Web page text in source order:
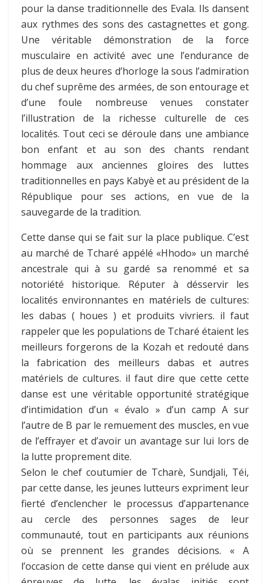
pour la danse traditionnelle des Evala. Ils dansent
aux rythmes des sons des castagnettes et gong.
Une véritable démonstration de la force
musculaire en activité avec une l’endurance de
plus de deux heures d’horloge la sous l’admiration
du chef suprême des armées, de son entourage et
d’une foule nombreuse venues constater
l’illustration de la richesse culturelle de ces
localités. Tout ceci se déroule dans une ambiance
bon enfant et au son des chants rendant
hommage aux anciennes gloires des luttes
traditionnelles en pays Kabyè et au président de la
République pour ses actions, en vue de la
sauvegarde de la tradition.
Cette danse qui se fait sur la place publique. C’est
au marché de Tcharé appélé «Hhodo» un marché
ancestrale qui à su gardé sa renommé et sa
notoriété historique. Réputer à désservir les
localités environnantes en matériels de cultures:
les dabas ( houes ) et produits vivriers. il faut
rappeler que les populations de Tcharé étaient les
meilleurs forgerons de la Kozah et redouté dans
la fabrication des meilleurs dabas et autres
matériels de cultures. il faut dire que cette cette
danse est une véritable opportunité stratégique
d’intimidation d’un « évalo » d’un camp A sur
l’autre de B par le remuement des muscles, en vue
de l’effrayer et d’avoir un avantage sur lui lors de
la lutte proprement dite.
Selon le chef coutumier de Tcharè, Sundjali, Téi,
par cette danse, les jeunes lutteurs expriment leur
fierté d’enclencher le processus d’appartenance
au cercle des personnes sages de leur
communauté, tout en participants aux réunions
où se prennent les grandes décisions. « A
l’occasion de cette danse qui vient en prélude aux